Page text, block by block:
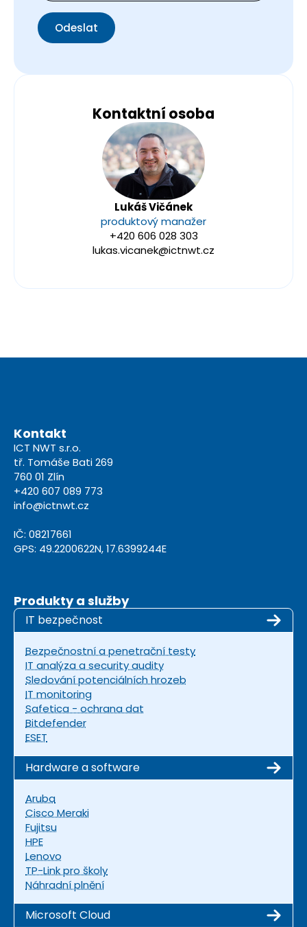
Odeslat
Kontaktní osoba
Lukáš Vičánek
produktový manažer
+420 606 028 303
lukas.vicanek@ictnwt.cz
Kontakt
ICT NWT s.r.o.
tř. Tomáše Bati 269
760 01 Zlín
+420 607 089 773
info@ictnwt.cz
IČ: 08217661
GPS: 49.2200622N, 17.6399244E
Produkty a služby
IT bezpečnost
Bezpečnostní a penetrační testy
IT analýza a security audity
Sledování potenciálních hrozeb
IT monitoring
Safetica - ochrana dat
Bitdefender
ESET
Hardware a software
Aruba
Cisco Meraki
Fujitsu
HPE
Lenovo
TP-Link pro školy
Náhradní plnění
Microsoft Cloud